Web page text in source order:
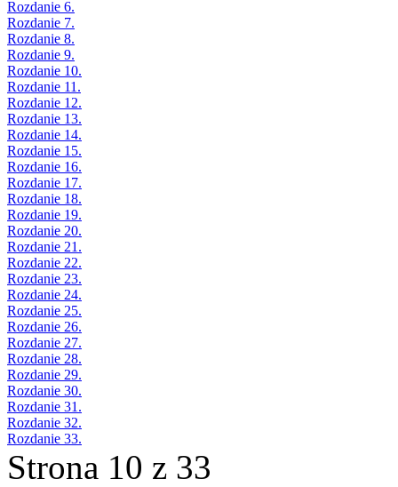
Rozdanie 6.
Rozdanie 7.
Rozdanie 8.
Rozdanie 9.
Rozdanie 10.
Rozdanie 11.
Rozdanie 12.
Rozdanie 13.
Rozdanie 14.
Rozdanie 15.
Rozdanie 16.
Rozdanie 17.
Rozdanie 18.
Rozdanie 19.
Rozdanie 20.
Rozdanie 21.
Rozdanie 22.
Rozdanie 23.
Rozdanie 24.
Rozdanie 25.
Rozdanie 26.
Rozdanie 27.
Rozdanie 28.
Rozdanie 29.
Rozdanie 30.
Rozdanie 31.
Rozdanie 32.
Rozdanie 33.
Strona 10 z 33